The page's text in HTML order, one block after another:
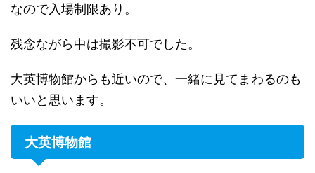
なので入場制限あり。
残念ながら中は撮影不可でした。
大英博物館からも近いので、一緒に見てまわるのも
いいと思います。
大英博物館